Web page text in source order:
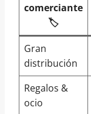
comerciante
🏷️
Gran
distribución
Regalos &
ocio